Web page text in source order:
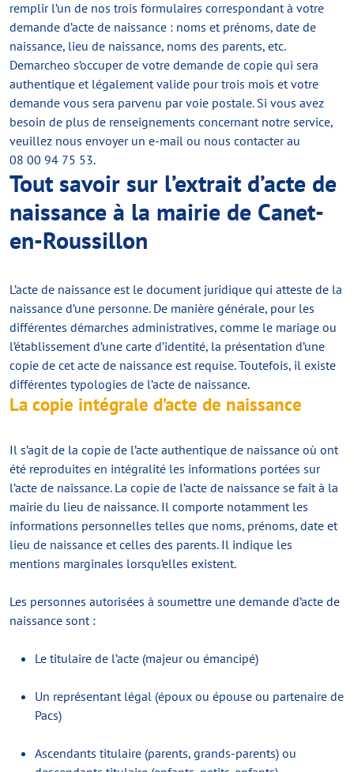
remplir l’un de nos trois formulaires correspondant à votre
demande d’acte de naissance : noms et prénoms, date de
naissance, lieu de naissance, noms des parents, etc.
Demarcheo s’occuper de votre demande de copie qui sera
authentique et légalement valide pour trois mois et votre
demande vous sera parvenu par voie postale. Si vous avez
besoin de plus de renseignements concernant notre service,
veuillez nous envoyer un e-mail ou nous contacter au
08 00 94 75 53.
Tout savoir sur l’extrait d’acte de
naissance à la mairie de Canet-
en-Roussillon
L’acte de naissance est le document juridique qui atteste de la
naissance d’une personne. De manière générale, pour les
différentes démarches administratives, comme le mariage ou
l’établissement d’une carte d’identité, la présentation d’une
copie de cet acte de naissance est requise. Toutefois, il existe
différentes typologies de l’acte de naissance.
La copie intégrale d’acte de naissance
Il s’agit de la copie de l’acte authentique de naissance où ont
été reproduites en intégralité les informations portées sur
l’acte de naissance. La copie de l’acte de naissance se fait à la
mairie du lieu de naissance. Il comporte notamment les
informations personnelles telles que noms, prénoms, date et
lieu de naissance et celles des parents. Il indique les
mentions marginales lorsqu’elles existent.
Les personnes autorisées à soumettre une demande d’acte de
naissance sont :
Le titulaire de l’acte (majeur ou émancipé)
Un représentant légal (époux ou épouse ou partenaire de
Pacs)
Ascendants titulaire (parents, grands-parents) ou